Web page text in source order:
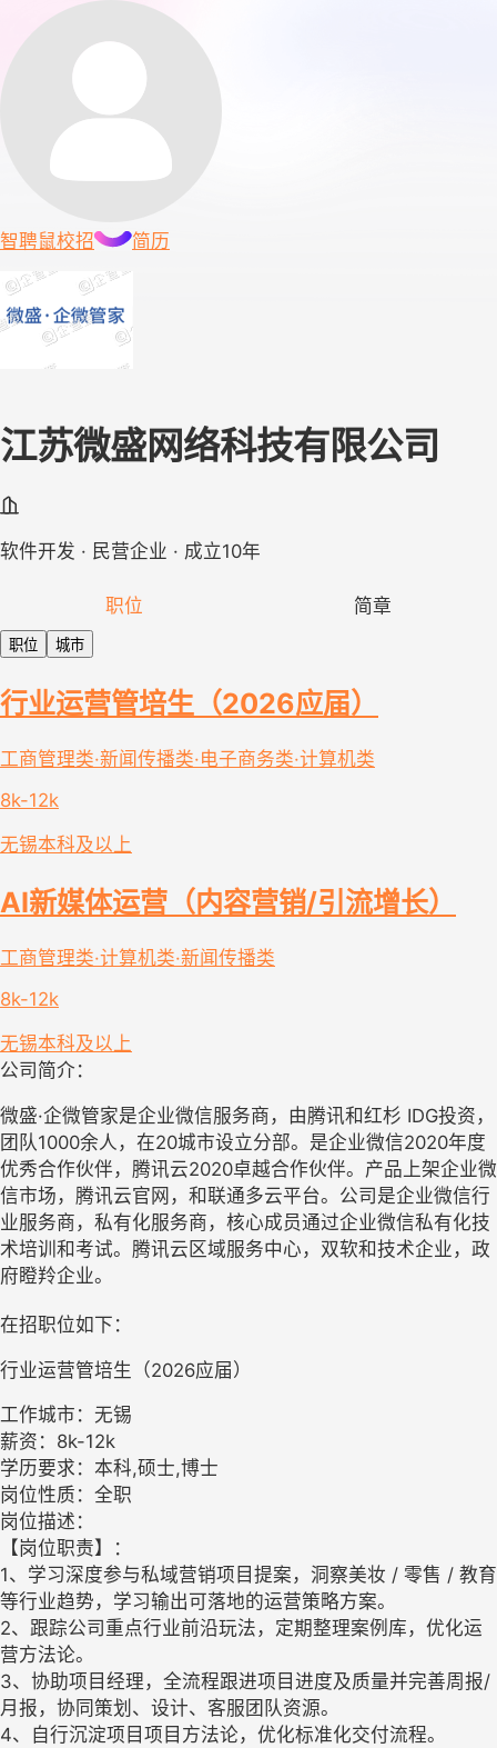
智聘鼠校招 简历
江苏微盛网络科技有限公司
软件开发 · 民营企业 · 成立10年
职位 简章
职位 城市
行业运营管培生（2026应届）
工商管理类·新闻传播类·电子商务类·计算机类
8k-12k
无锡本科及以上
AI新媒体运营（内容营销/引流增长）
工商管理类·计算机类·新闻传播类
8k-12k
无锡本科及以上
公司简介：
微盛·企微管家是企业微信服务商，由腾讯和红杉 IDG投资，
团队1000余人，在20城市设立分部。是企业微信2020年度
优秀合作伙伴，腾讯云2020卓越合作伙伴。产品上架企业微
信市场，腾讯云官网，和联通多云平台。公司是企业微信行
业服务商，私有化服务商，核心成员通过企业微信私有化技
术培训和考试。腾讯云区域服务中心，双软和技术企业，政
府瞪羚企业。
在招职位如下：
行业运营管培生（2026应届）
工作城市：无锡
薪资：8k-12k
学历要求：本科,硕士,博士
岗位性质：全职
岗位描述：
【岗位职责】：
1、学习深度参与私域营销项目提案，洞察美妆 / 零售 / 教育
等行业趋势，学习输出可落地的运营策略方案。
2、跟踪公司重点行业前沿玩法，定期整理案例库，优化运
营方法论。
3、协助项目经理，全流程跟进项目进度及质量并完善周报/
月报，协同策划、设计、客服团队资源。
4、自行沉淀项目项目方法论，优化标准化交付流程。